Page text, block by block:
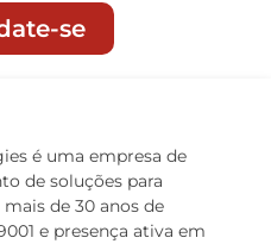
se
é uma empresa de
de soluções para
de 30 anos de
e presença ativa em